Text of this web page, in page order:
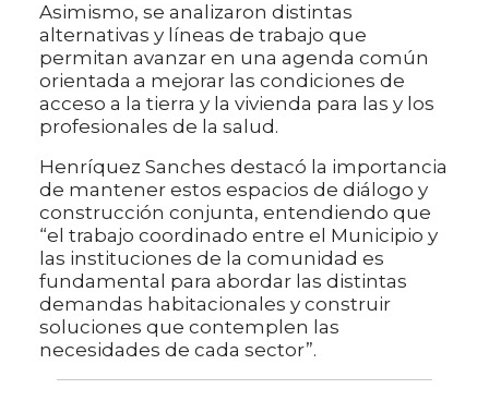
Asimismo, se analizaron distintas
alternativas y líneas de trabajo que
permitan avanzar en una agenda común
orientada a mejorar las condiciones de
acceso a la tierra y la vivienda para las y los
profesionales de la salud.
Henríquez Sanches destacó la importancia
de mantener estos espacios de diálogo y
construcción conjunta, entendiendo que
“el trabajo coordinado entre el Municipio y
las instituciones de la comunidad es
fundamental para abordar las distintas
demandas habitacionales y construir
soluciones que contemplen las
necesidades de cada sector”.